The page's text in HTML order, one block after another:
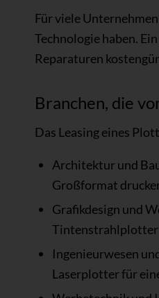
Für viele
Technologie haben.
Reparaturen
Branchen, die
Das Leasing eines
Architektur und
Großformat
Grafikdesign und
Tintenstrahlplotter
Ingenieurwesen
Laserplotter für